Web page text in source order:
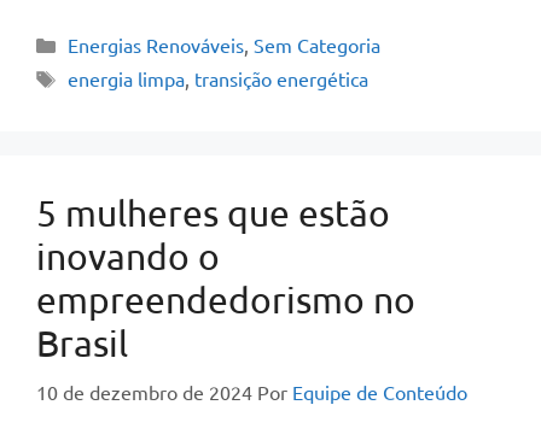
Energias Renováveis, Sem Categoria
energia limpa, transição energética
5 mulheres que estão
inovando o
empreendedorismo no
Brasil
10 de dezembro de 2024 Por Equipe de Conteúdo